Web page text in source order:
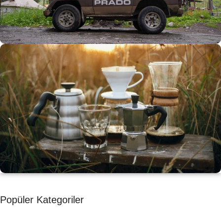
ARAÇ AKSESUARLARI
SATIŞ VE MONTAJ
Keşfet
KAHVE KEYFİ
Kahvemizi Denediniz mi ?
Popüler Kategoriler